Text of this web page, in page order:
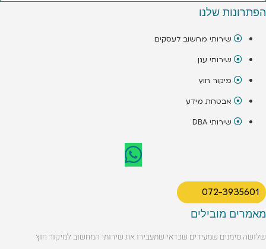
הפתרונות שלנו
שירותי מחשוב לעסקים
שירותי ענן
מיקור חוץ
אבטחת מידע
שירותי DBA
072-3935601
מאמרים מובילים
שלושה סימנים שמעידים שכדאי שתעבירו את שירותי המחשוב למיקור חוץ